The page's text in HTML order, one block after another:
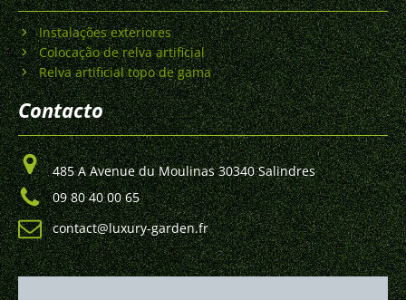
Instalações exteriores
Colocação de relva artificial
Relva artificial topo de gama
Contacto
485 A Avenue du Moulinas 30340 Salindres
09 80 40 00 65
contact@luxury-garden.fr